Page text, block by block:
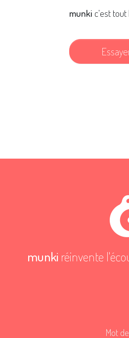
munki c'est
munki réinvente
Mot